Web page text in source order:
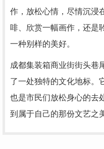
作，放松心情，尽情沉浸
啡、欣赏一幅画作，还是
一种别样的美好。
成都集装箱商业街街头巷
了一处独特的文化地标。
也是市民们放松身心的去
到属于自己的那份文艺之